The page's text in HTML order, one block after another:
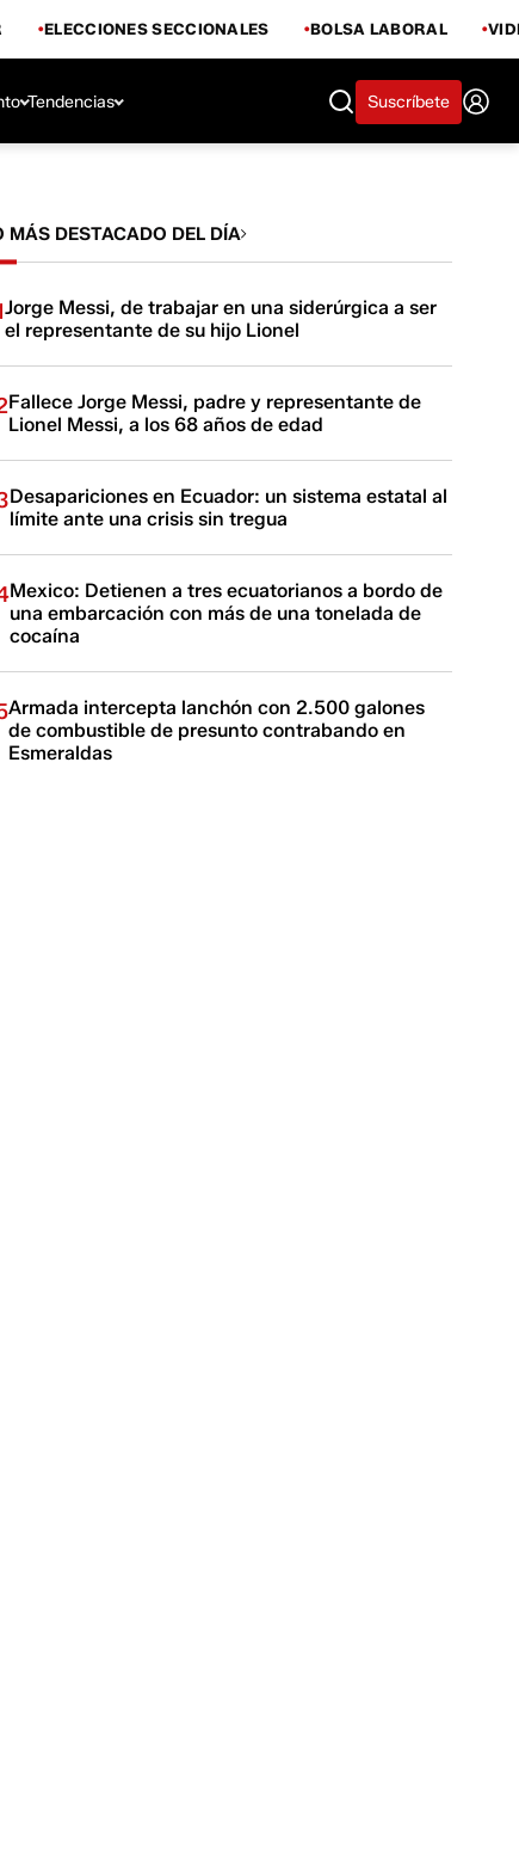
ELECCIONES SECCIONALES BOLSA LABORAL
Tendencias Suscríbete
MÁS DESTACADO DEL DÍA
Jorge Messi, de trabajar en una siderúrgica a ser
el representante de su hijo Lionel
Fallece Jorge Messi, padre y representante de
Lionel Messi, a los 68 años de edad
Desapariciones en Ecuador: un sistema estatal al
límite ante una crisis sin tregua
Mexico: Detienen a tres ecuatorianos a bordo de
una embarcación con más de una tonelada de
cocaína
Armada intercepta lanchón con 2.500 galones
de combustible de presunto contrabando en
Esmeraldas